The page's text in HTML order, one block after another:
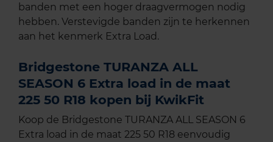
banden met een hoger draagvermogen nodig
hebben. Verstevigde banden zijn te herkennen
aan het kenmerk Extra Load.
Bridgestone TURANZA ALL
SEASON 6 Extra load in de maat
225 50 R18 kopen bij KwikFit
Koop de Bridgestone TURANZA ALL SEASON 6
Extra load in de maat 225 50 R18 eenvoudig